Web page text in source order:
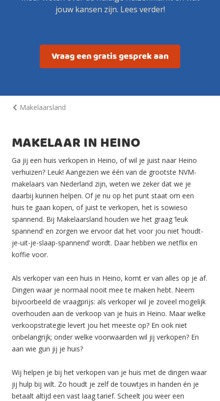
jouw kansen zijn. Lees verder!
Vraag een gratis gesprek aan
Makelaarsland
MAKELAAR IN HEINO
Ga jij een huis verkopen in Heino, of wil je juist naar Heino
verhuizen? Leuk! Aangezien we één van de grootste NVM-
makelaars van Nederland zijn, weten we zeker dat we je
daarbij kunnen helpen. Of je nu op het punt staat om een
huis te gaan kopen, of juist te verkopen, het is sowieso
spannend. Bij Makelaarsland houden we het graag ‘leuk
spannend’ en zorgen we ervoor dat het voor jou niet ‘houdt-
je-uit-je-slaap-spannend’ wordt. Daar hebben we netflix en
koffie voor.
Als verkoper van een huis in Heino, komt er van alles op je af.
Dingen waar je normaal nooit mee te maken hebt. Neem
bijvoorbeeld de vraagprijs: als verkoper wil je zoveel mogelijk
overhouden aan de verkoop van je huis in Heino. Maar welke
verkoopstrategie levert jou het meeste op? En ook niet
onbelangrijk; onder welke voorwaarden wil jij verkopen? En
aan wie gun jij je huis?
Wij helpen je bij het verkopen van je huis met de dingen waar
jij hulp bij wilt. Zo houdt je zelf de touwtjes in handen én je
betaalt altijd een vast laag tarief. Scheelt jou weer een